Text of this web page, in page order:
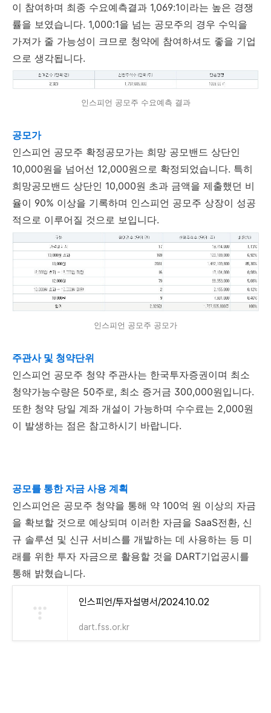
이 참여하며 최종 수요예측결과 1,069:1이라는 높은 경쟁
률을 보였습니다. 1,000:1을 넘는 공모주의 경우 수익을
가져가 줄 가능성이 크므로 청약에 참여하셔도 좋을 기업
으로 생각됩니다.
인스피언 공모주 수요예측 결과
공모가
인스피언 공모주 확정공모가는 희망 공모밴드 상단인
10,000원을 넘어선 12,000원으로 확정되었습니다. 특히
희망공모밴드 상단인 10,000원 초과 금액을 제출했던 비
율이 90% 이상을 기록하며 인스피언 공모주 상장이 성공
적으로 이루어질 것으로 보입니다.
인스피언 공모주 공모가
주관사 및 청약단위
인스피언 공모주 청약 주관사는 한국투자증권이며 최소
청약가능수량은 50주로, 최소 증거금 300,000원입니다.
또한 청약 당일 계좌 개설이 가능하며 수수료는 2,000원
이 발생하는 점은 참고하시기 바랍니다.
공모를 통한 자금 사용 계획
인스피언은 공모주 청약을 통해 약 100억 원 이상의 자금
을 확보할 것으로 예상되며 이러한 자금을 SaaS전환, 신
규 솔루션 및 신규 서비스를 개발하는 데 사용하는 등 미
래를 위한 투자 자금으로 활용할 것을 DART기업공시를
통해 밝혔습니다.
인스피언/투자설명서/2024.10.02
dart.fss.or.kr